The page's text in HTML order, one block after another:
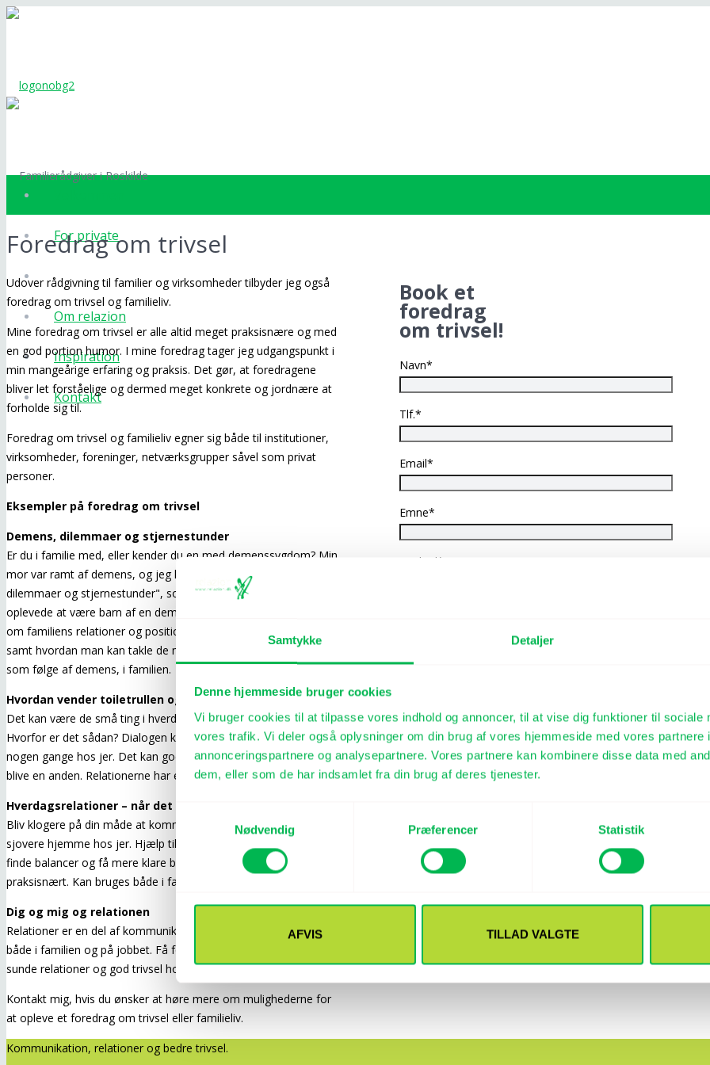
Samtykke Detaljer
Denne hjemmeside bruger cookies
Vi bruger cookies til at tilpasse vores indhold og annoncer, til at vise dig funktioner til sociale
vores trafik. Vi deler også oplysninger om din brug af vores hjemmeside med vores partnere
annonceringspartnere og analysepartnere. Vores partnere kan kombinere disse data med
dem, eller som de har indsamlet fra din brug af deres tjenester.
Nødvendig
Præferencer Statistik
AFVIS TILLAD VALGTE
For private
For virksomheder
Om relazion
Inspiration
Kontakt
Foredrag om trivsel
Udover rådgivning til familier og virksomheder tilbyder jeg også
foredrag om trivsel og familieliv.
Mine foredrag om trivsel er alle altid meget praksisnære og med
en god portion humor. I mine foredrag tager jeg udgangspunkt i
min mangeårige erfaring og praksis. Det gør, at foredragene
bliver let forståelige og dermed meget konkrete og jordnære at
forholde sig til.
Foredrag om trivsel og familieliv egner sig både til institutioner,
virksomheder, foreninger, netværksgrupper såvel som privat
personer.
Eksempler på foredrag om trivsel
Demens, dilemmaer og stjernestunder
Er du i familie med, eller kender du en med demenssygdom? Min
mor var ramt af demens, og jeg har skrevet bogen "Demens,
dilemmaer og stjernestunder", som handler om, hvordan jeg
oplevede at være barn af en demensramt. Vær med, når vi taler
om familiens relationer og positioner, som ændres ved sygdom,
samt hvordan man kan takle de mange ændringer, der opstår
som følge af demens, i familien.
Hvordan vender toiletrullen og andre store dilemmaer
Det kan være de små ting i hverdagen, der forstyrrer for meget.
Hvorfor er det sådan? Dialogen kører måske endda i grøften
nogen gange hos jer. Det kan godt ændres. Omgangstonen kan
blive en anden. Relationerne har en betydning for vores trivsel.
Hverdagsrelationer – når det nære bliver svært
Bliv klogere på din måde at kommunikere på, så det bliver lidt
sjovere hjemme hos jer. Hjælp til dialogen og redskaber til af
finde balancer og få mere klare budskaber. Helt konkret og
praksisnært. Kan bruges både i familien og på jobbet.
Dig og mig og relationen
Relationer er en del af kommunikationen i vores forhold. Det er
både i familien og på jobbet. Få fokus på de ting, der giver de
sunde relationer og god trivsel hos dig og jer.
Kontakt mig, hvis du ønsker at høre mere om mulighederne for
at opleve et foredrag om trivsel eller familieliv.
Book et
foredrag
om trivsel!
Navn*
Tlf.*
Email*
Emne*
Besked*
Kommunikation, relationer og bedre trivsel.